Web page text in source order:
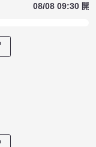
08/08 09:30 開